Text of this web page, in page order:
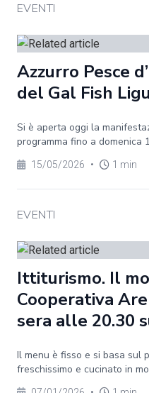
EVENTI
Azzurro Pesce
del Gal Fish
Si è aperta oggi la
programma fino a domenica
15/05/2026 • 1 min
EVENTI
Ittiturismo. Il
Cooperativa
sera alle 20.30
Il menu è fisso e si basa sul
freschissimo e cucinato in